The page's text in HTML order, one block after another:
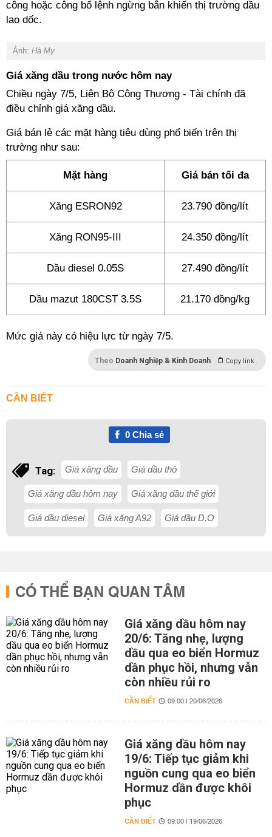
công hoặc công bố lệnh ngừng bắn khiến thị trường dầu
lao dốc.
Ảnh: Hà My
Giá xăng dầu trong nước hôm nay
Chiều ngày 7/5, Liên Bộ Công Thương - Tài chính đã
điều chỉnh giá xăng dầu.
Giá bán lẻ các mặt hàng tiêu dùng phổ biến trên thị
trường như sau:
Mặt hàng Giá bán tối đa
Xăng ESRON92 23.790 đồng/lít
Xăng RON95-III 24.350 đồng/lít
Dầu diesel 0.05S 27.490 đồng/lít
Dầu mazut 180CST 3.5S 21.170 đồng/kg
Mức giá này có hiệu lực từ ngày 7/5.
Theo Doanh Nghiệp & Kinh Doanh Copy link
CẦN BIẾT
0Chia sẻ
Tag: Giá xăng dầu Giá dầu thô
Giá xăng dầu hôm nay Giá xăng dầu thế giới
Giá dầu diesel Giá xăng A92 Giá dầu D.O
CÓ THỂ BẠN QUAN TÂM
Giá xăng dầu hôm nay
20/6: Tăng nhẹ, lượng
dầu qua eo biển Hormuz
dần phục hồi, nhưng vẫn
còn nhiều rủi ro
CẦN BIẾT 09:00 | 20/06/2026
Giá xăng dầu hôm nay
19/6: Tiếp tục giảm khi
nguồn cung qua eo biển
Hormuz dần được khôi
phục
CẦN BIẾT 09:00 | 19/06/2026